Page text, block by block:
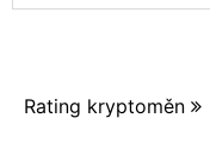
Rating kryptoměn